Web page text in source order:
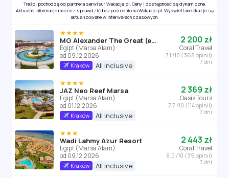
Treści pochodzą od partnera serwisu: Wakacje.pl. Ceny i dostępność są dynamiczne.
Aktualne informacje możesz sprawdzić bezpośrednio na Wakacje.pl. Wyświetlane okazje są
aktualizowane w interwałach czasowych.
★★★★
MG Alexander The Great (ex. Dessole Alexander the Great)
Egipt (Marsa Alam)
od 09.12.2026
Kraków All Inclusive
2 200 zł
Coral Travel
7.1 /10 (368 opinii)
7 dni
★★★★
JAZ Neo Reef Marsa
Egipt (Marsa Alam)
od 01.12.2026
Kraków All Inclusive
2 369 zł
Oasis Tours
7.7 /10 (114 opinii)
7 dni
★★★
Wadi Lahmy Azur Resort
Egipt (Marsa Alam)
od 09.12.2026
Kraków All Inclusive
2 443 zł
Coral Travel
8.0 /10 (39 opinii)
7 dni